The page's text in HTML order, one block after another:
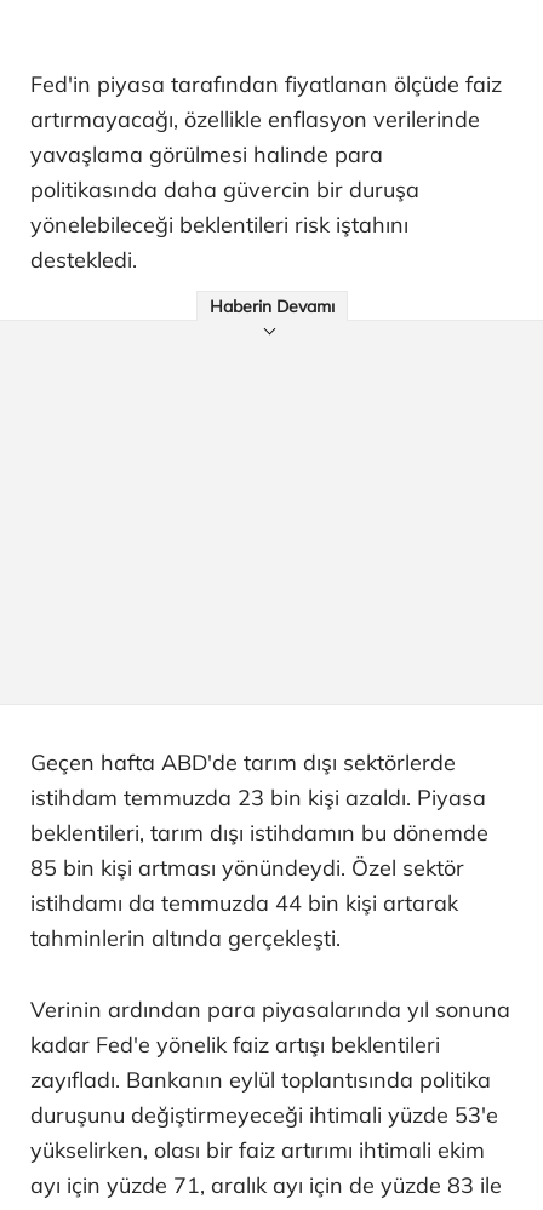
Fed'in piyasa tarafından fiyatlanan ölçüde faiz
artırmayacağı, özellikle enflasyon verilerinde
yavaşlama görülmesi halinde para
politikasında daha güvercin bir duruşa
yönelebileceği beklentileri risk iştahını
destekledi.
Haberin Devamı
Geçen hafta ABD'de tarım dışı sektörlerde
istihdam temmuzda 23 bin kişi azaldı. Piyasa
beklentileri, tarım dışı istihdamın bu dönemde
85 bin kişi artması yönündeydi. Özel sektör
istihdamı da temmuzda 44 bin kişi artarak
tahminlerin altında gerçekleşti.
Verinin ardından para piyasalarında yıl sonuna
kadar Fed'e yönelik faiz artışı beklentileri
zayıfladı. Bankanın eylül toplantısında politika
duruşunu değiştirmeyeceği ihtimali yüzde 53'e
yükselirken, olası bir faiz artırımı ihtimali ekim
ayı için yüzde 71, aralık ayı için de yüzde 83 ile